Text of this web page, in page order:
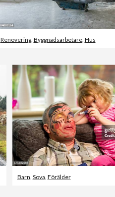
Renovering, Byggnadsarbetare, Hus
Barn Sova Förälder